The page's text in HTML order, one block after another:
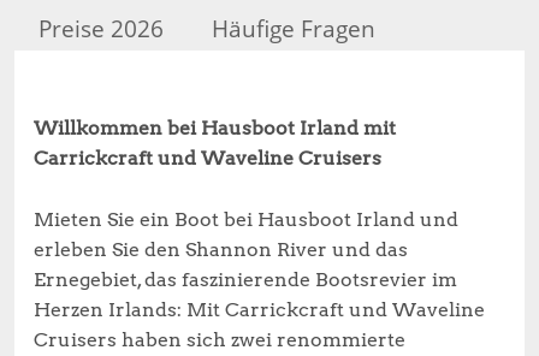
Preise 2026
Häufige Fragen
Willkommen bei Hausboot Irland mit
Carrickcraft und Waveline Cruisers
Mieten Sie ein Boot bei Hausboot Irland und
erleben Sie den Shannon River und das
Ernegebiet, das faszinierende Bootsrevier im
Herzen Irlands: Mit Carrickcraft und Waveline
Cruisers haben sich zwei renommierte